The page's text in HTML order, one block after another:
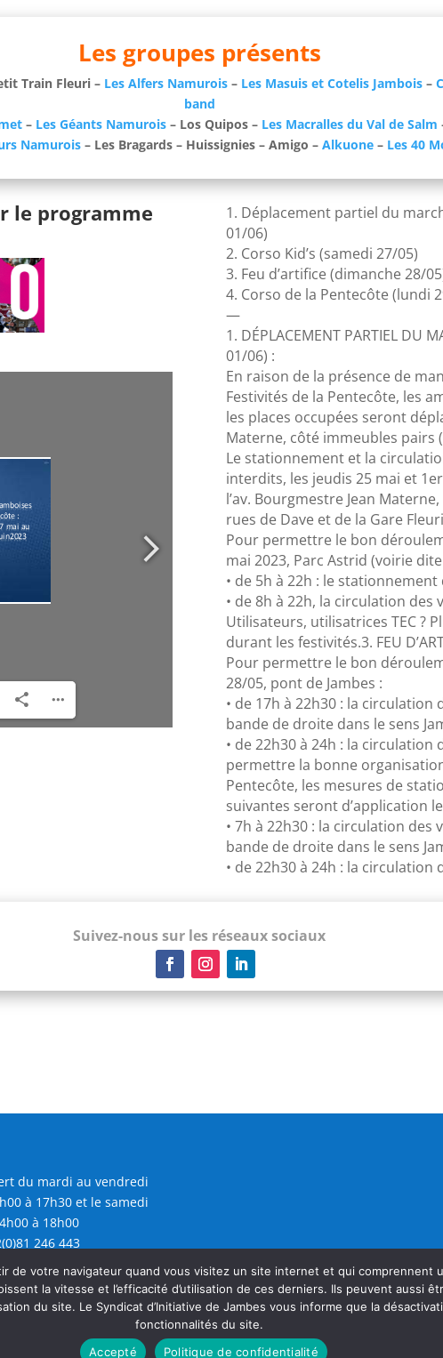
Les groupes présents
Train Fleuri – Les Alfers Namurois – Les Masuis et Cotelis Jambois –
band
– Les Géants Namurois– Los Quipos – Les Macralles du Val de Salm
Namurois– Les Bragards – Huissignies – Amigo – Alkuone– Les 40
le programme
1. Déplacement partiel du
01/06)
2. Corso Kid’s (samedi 27/05)
3. Feu d’artifice (dimanche 28/
4. Corso de la Pentecôte (lundi
—
1. DÉPLACEMENT PARTIEL DU
01/06) :
En raison de la présence de
Festivités de la Pentecôte, les
les places occupées seront
Materne, côté immeubles pairs
Le stationnement et la
interdits, les jeudis 25 mai et
l’av. Bourgmestre Jean
rues de Dave et de la Gare
Pour permettre le bon
mai 2023, Parc Astrid (voirie
• de 5h à 22h : le
• de 8h à 22h, la circulation
Utilisateurs, utilisatrices TEC ?
durant les festivités.3. FEU
Pour permettre le bon
28/05, pont de Jambes :
• de 17h à 22h30 : la
bande de droite dans le sens
• de 22h30 à 24h : la
permettre la bonne
Pentecôte, les mesures de
suivantes seront d’application
• 7h à 22h30 : la circulation
bande de droite dans le sens
• de 22h30 à 24h : la
Suivez-nous sur les réseaux sociaux
du mardi au vendredi
à 17h30 et le samedi
à 18h00
246 443
de votre navigateur quand vous visitez un site internet et qui comprennent
la vitesse et l’efficacité d’utilisation de ces derniers. Ils peuvent aussi
du site. Le Syndicat d’Initiative de Jambes vous informe que la
fonctionnalités du site.
Accepté
Politique de confidentialité